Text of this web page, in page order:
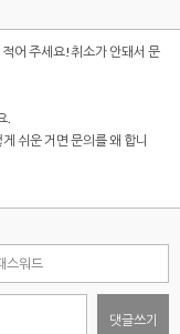
어 주세요!취소가 안돼서 문
.
쉬운 거면 문의를 왜 합니
댓글쓰기